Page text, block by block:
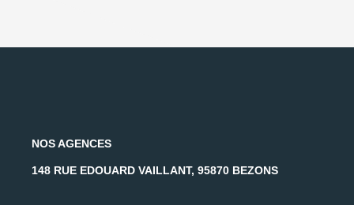
NOS AGENCES
148 RUE EDOUARD VAILLANT, 95870 BEZONS